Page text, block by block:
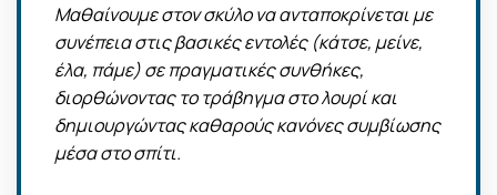
Μαθαίνουμε στον σκύλο να ανταποκρίνεται με
συνέπεια στις βασικές εντολές (κάτσε, μείνε,
έλα, πάμε) σε πραγματικές συνθήκες,
διορθώνοντας το τράβηγμα στο λουρί και
δημιουργώντας καθαρούς κανόνες συμβίωσης
μέσα στο σπίτι.